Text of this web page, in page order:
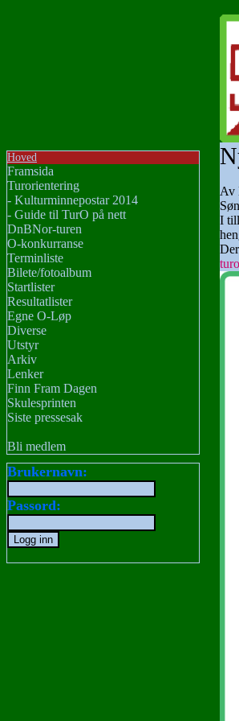
Hoved
Framsida
Turorientering
- Kulturminnepostar 2014
- Guide til TurO på nett
DnBNor-turen
O-konkurranse
Terminliste
Bilete/fotoalbum
Startlister
Resultatlister
Egne O-Løp
Diverse
Utstyr
Arkiv
Lenker
Finn Fram Dagen
Skulesprinten
Siste pressesak
Bli medlem
Brukernavn:
Passord:
Av
I